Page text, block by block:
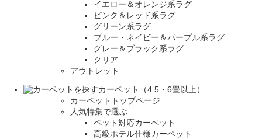
イエロー＆オレンジ系ラグ
ピンク＆レッド系ラグ
グリーン系ラグ
ブルー・ネイビー＆パープル系ラグ
グレー＆ブラック系ラグ
クリア
アウトレット
カーペット（4.5・6畳以上）
カーペットトップページ
人気特集で選ぶ
ペット対応カーペット
高級ホテル仕様カーペット